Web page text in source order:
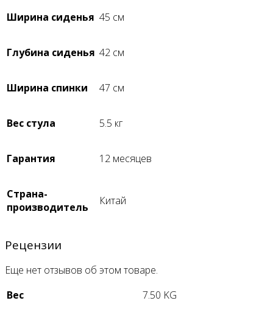
Ширина сиденья 45 см
Глубина сиденья 42 см
Ширина спинки 47 см
Вес стула 5.5 кг
Гарантия 12 месяцев
Страна-
производитель
Китай
Рецензии
Еще нет отзывов об этом товаре.
Вес
7.50 KG